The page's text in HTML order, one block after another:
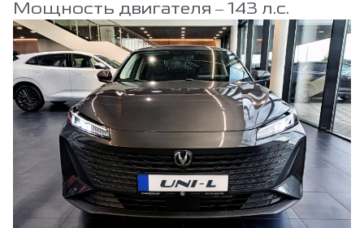
Мощность двигателя – 143 л.с.